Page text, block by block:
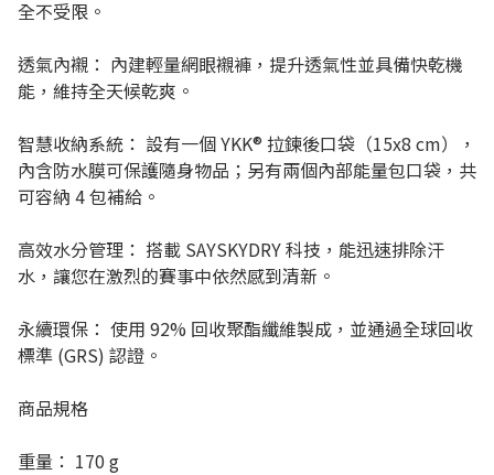
全不受限。
透氣內襯： 內建輕量網眼襯褲，提升透氣性並具備快乾機
能，維持全天候乾爽。
智慧收納系統： 設有一個 YKK® 拉鍊後口袋（15x8 cm），
內含防水膜可保護隨身物品；另有兩個內部能量包口袋，共
可容納 4 包補給。
高效水分管理： 搭載 SAYSKYDRY 科技，能迅速排除汗
水，讓您在激烈的賽事中依然感到清新。
永續環保： 使用 92% 回收聚酯纖維製成，並通過全球回收
標準 (GRS) 認證。
商品規格
重量： 170 g